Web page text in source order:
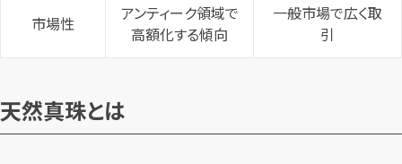
市場性
アンティーク領域で
高額化する傾向
一般市場で広く取
引
天然真珠とは